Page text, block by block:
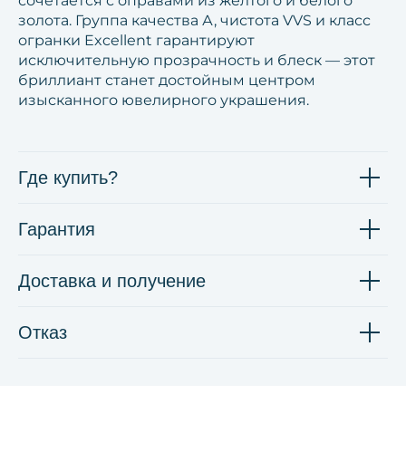
золота. Группа качества А, чистота VVS и класс
огранки Excellent гарантируют
исключительную прозрачность и блеск — этот
бриллиант станет достойным центром
изысканного ювелирного украшения.
Где купить?
Гарантия
Доставка и получение
Отказ